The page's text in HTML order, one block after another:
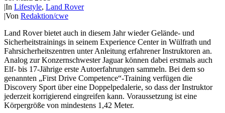
|In Lifestyle, Land Rover
|Von Redaktion/cwe
Land Rover bietet auch in diesem Jahr wieder Gelände- und
Sicherheitstrainings in seinem Experience Center in Wülfrath und
Fahrsicherheitszentren unter Anleitung erfahrener Instruktoren an.
Analog zur Konzernschwester Jaguar können dabei erstmals auch
Elf- bis 17-Jährige erste Autoerfahrungen sammeln. Bei dem so
genannten „First Drive Competence“-Training verfügen die
Discovery Sport über eine Doppelpedalerie, so dass der Instruktor
jederzeit korrigierend eingreifen kann. Voraussetzung ist eine
Körpergröße von mindestens 1,42 Meter.